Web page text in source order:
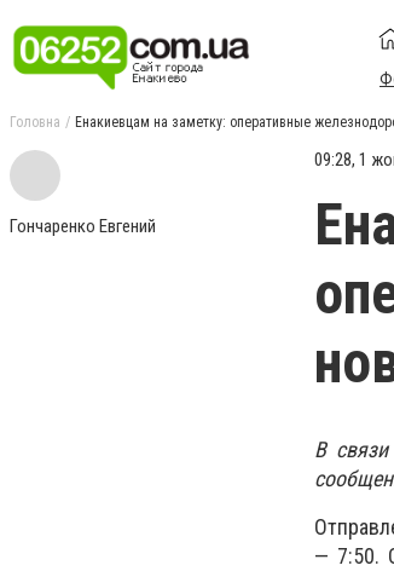
Головна Енакиевцам на заметку: оперативные
Гончаренко Евгений
09:28, 1
В
— 7:50.